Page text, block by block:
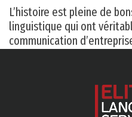
L’histoire est pleine de
linguistique qui ont
communication